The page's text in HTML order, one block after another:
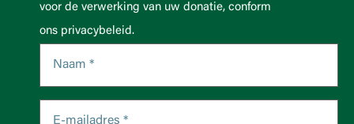
voor de verwerking van uw donatie, conform
ons privacybeleid.